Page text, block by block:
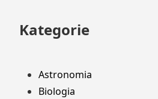
Kategorie
Astronomia
Biologia